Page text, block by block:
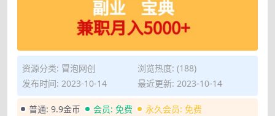
资源分类: 冒泡网创
浏览热度: (188)
发布时间: 2023-10-14
最近更新: 2023-10-14
普通: 9.9金币 会员: 免费 永久会员: 免费